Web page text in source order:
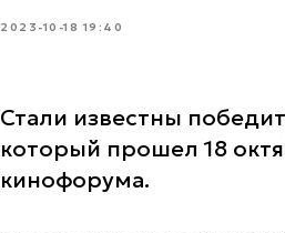
2023-10-18 19:40
Стали известны
который прошел 18
кинофорума.